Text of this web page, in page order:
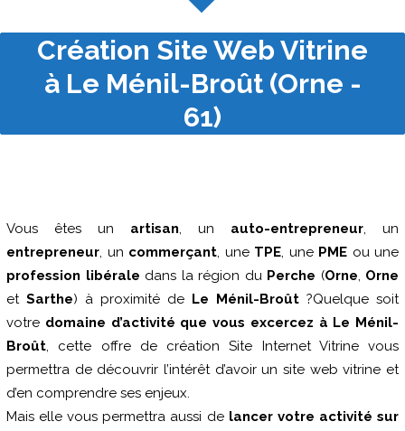
Création Site Web Vitrine
à Le Ménil-Broût (Orne -
61)
Vous êtes un artisan, un auto-entrepreneur, un
entrepreneur, un commerçant, une TPE, une PME ou une
profession libérale dans la région du Perche (Orne, Orne
et Sarthe) à proximité de Le Ménil-Broût ?Quelque soit
votre domaine d’activité que vous excercez à Le Ménil-
Broût, cette offre de création Site Internet Vitrine vous
permettra de découvrir l’intérêt d’avoir un site web vitrine et
d’en comprendre ses enjeux.
Mais elle vous permettra aussi de lancer votre activité sur